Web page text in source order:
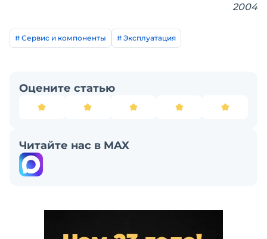
2004
# Сервис и компоненты # Эксплуатация
Оцените статью
Читайте нас в MAX